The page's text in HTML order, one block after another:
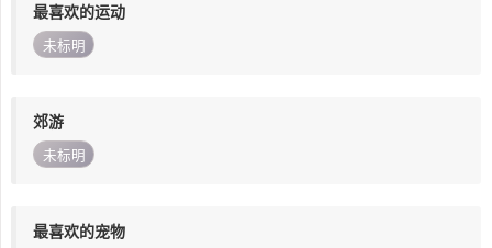
最喜欢的运动
未标明
郊游
未标明
最喜欢的宠物